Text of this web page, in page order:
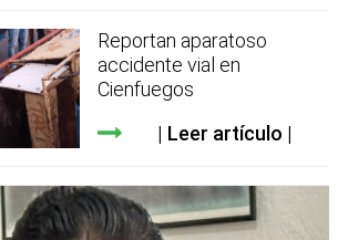
Reportan aparatoso
accidente vial en
Cienfuegos
Leer artículo